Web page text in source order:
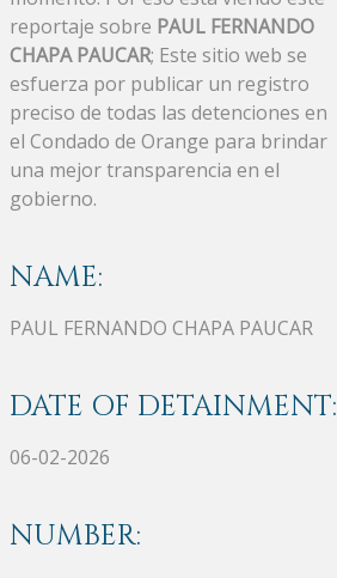
reportaje sobre PAUL FERNANDO
CHAPA PAUCAR; Este sitio web se
esfuerza por publicar un registro
preciso de todas las detenciones en
el Condado de Orange para brindar
una mejor transparencia en el
gobierno.
NAME:
PAUL FERNANDO CHAPA PAUCAR
DATE OF DETAINMENT:
06-02-2026
NUMBER: